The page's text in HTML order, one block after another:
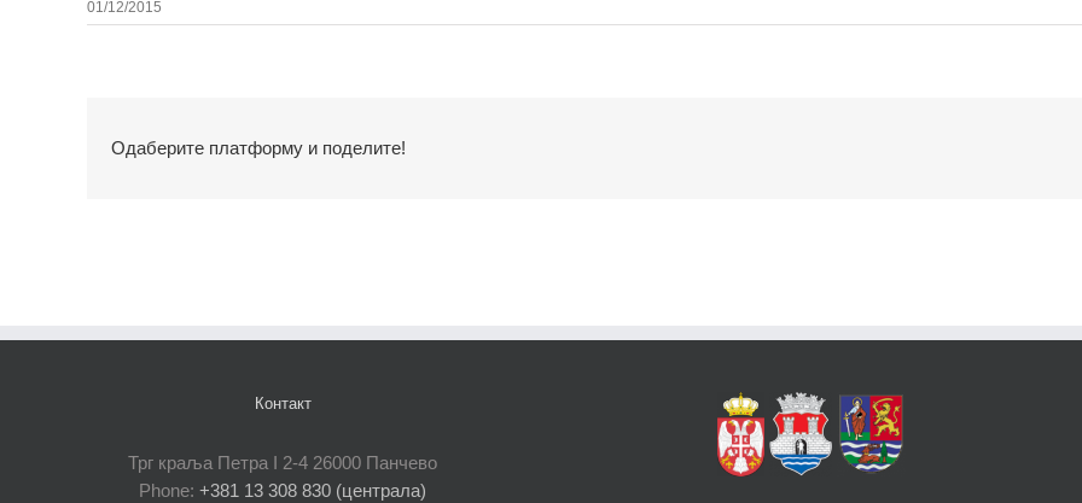
01/12/2015
Одаберите платформу и поделите!
Контакт
Трг краља Петра I 2-4 26000 Панчево
Phone: +381 13 308 830 (централа)